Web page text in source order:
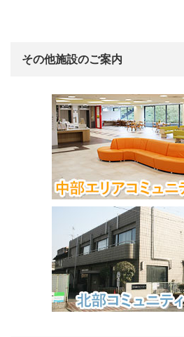
その他施設のご案内